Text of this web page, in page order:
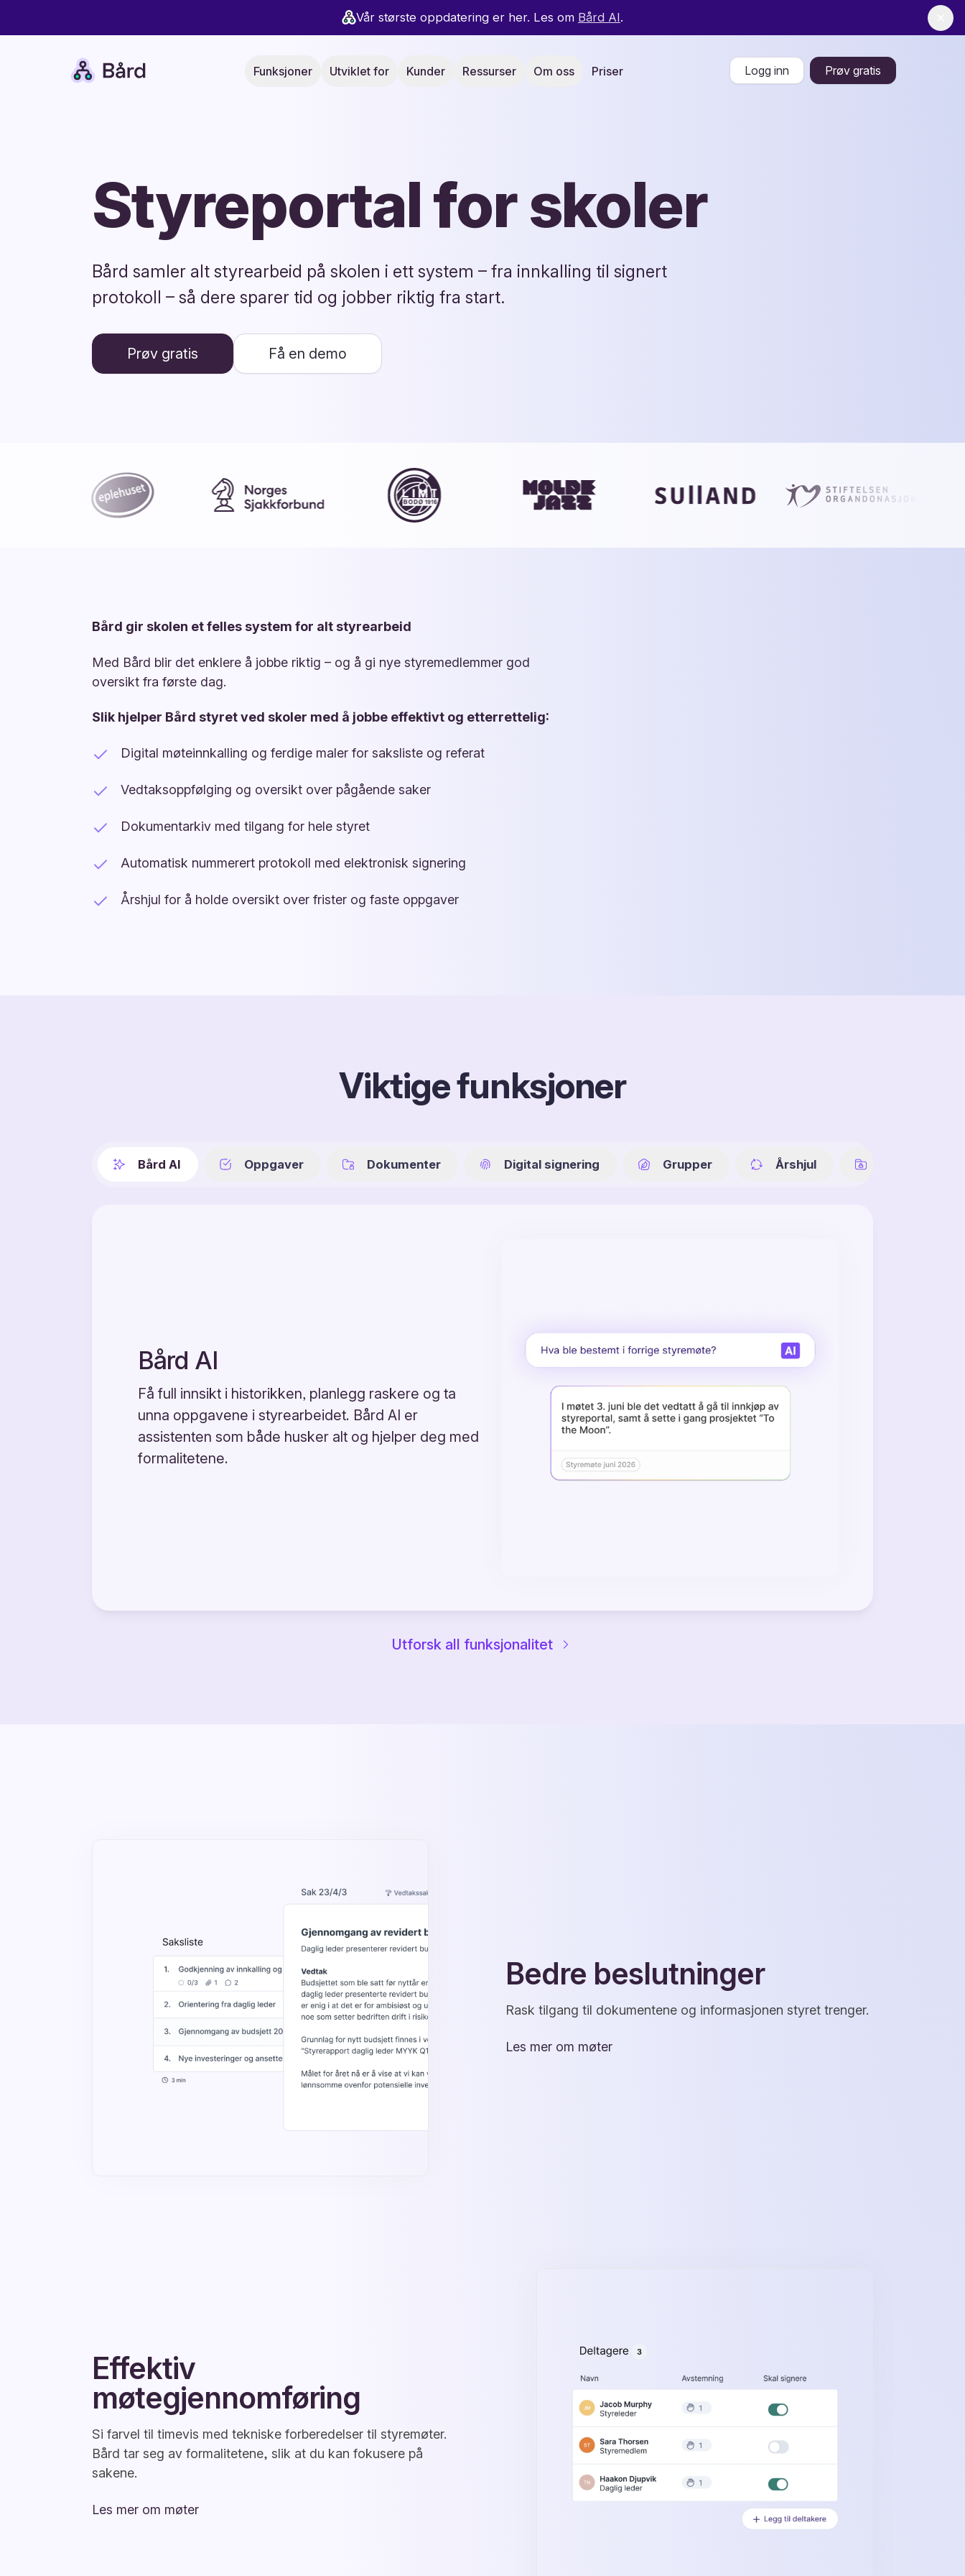
Vår største oppdatering er her. Les om Bård AI.
Bård Funksjoner Utviklet for Kunder Ressurser Om oss Priser Logg inn Prøv gratis
Styreportal for skoler
Bård samler alt styrearbeid på skolen i ett system – fra innkalling til signert
protokoll – så dere sparer tid og jobber riktig fra start.
Prøv gratis Få en demo
Bård gir skolen et felles system for alt styrearbeid
Med Bård blir det enklere å jobbe riktig – og å gi nye styremedlemmer god
oversikt fra første dag.
Slik hjelper Bård styret ved skoler med å jobbe effektivt og etterrettelig:
Digital møteinnkalling og ferdige maler for saksliste og referat
Vedtaksoppfølging og oversikt over pågående saker
Dokumentarkiv med tilgang for hele styret
Automatisk nummerert protokoll med elektronisk signering
Årshjul for å holde oversikt over frister og faste oppgaver
Viktige funksjoner
Bård AI Oppgaver Dokumenter Digital signering Grupper Årshjul
Bård AI
Få full innsikt i historikken, planlegg raskere og ta
unna oppgavene i styrearbeidet. Bård AI er
assistenten som både husker alt og hjelper deg med
formalitetene.
Utforsk all funksjonalitet
Bedre beslutninger
Rask tilgang til dokumentene og informasjonen styret trenger.
Les mer om møter
Effektiv
møtegjennomføring
Si farvel til timevis med tekniske forberedelser til styremøter.
Bård tar seg av formalitetene, slik at du kan fokusere på
sakene.
Les mer om møter